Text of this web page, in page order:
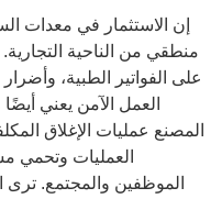
إن الاستثمار في معدات
منطقي من الناحية
على الفواتير الطبية،
العمل الآمن يعني
المصنع عمليات الإغلاق
العمليات وتحمي
الموظفين والمجتمع. ترى